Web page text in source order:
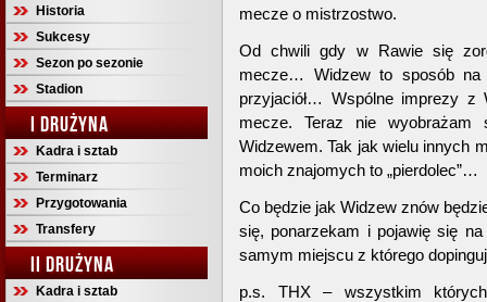
Historia
Sukcesy
Sezon po sezonie
Stadion
I DRUŻYNA
Kadra i sztab
Terminarz
Przygotowania
Transfery
II DRUŻYNA
Kadra i sztab
mecze o mistrzostwo.
Od chwili gdy w Rawie się
mecze… Widzew to sposób na
przyjaciół… Wspólne imprezy
mecze. Teraz nie
Widzewem. Tak jak wielu innych
moich znajomych to „pierdolec”…
Co będzie jak Widzew znów
się, ponarzekam i pojawię się
samym miejscu z którego
p.s. THX – wszystkim